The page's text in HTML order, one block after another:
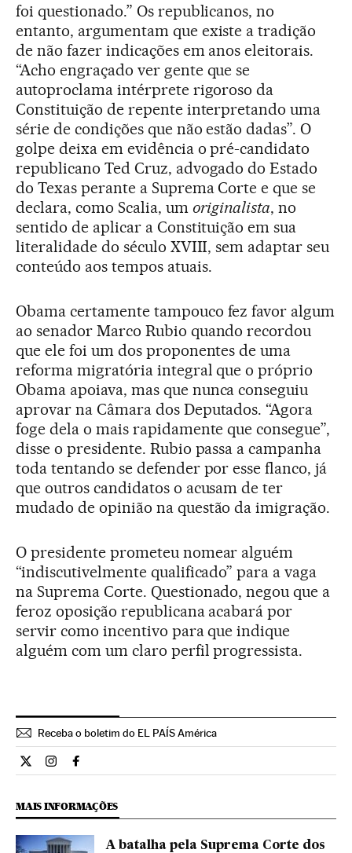
foi questionado.” Os republicanos, no
entanto, argumentam que existe a tradição
de não fazer indicações em anos eleitorais.
“Acho engraçado ver gente que se
autoproclama intérprete rigoroso da
Constituição de repente interpretando uma
série de condições que não estão dadas”. O
golpe deixa em evidência o pré-candidato
republicano Ted Cruz, advogado do Estado
do Texas perante a Suprema Corte e que se
declara, como Scalia, um originalista, no
sentido de aplicar a Constituição em sua
literalidade do século XVIII, sem adaptar seu
conteúdo aos tempos atuais.
Obama certamente tampouco fez favor algum
ao senador Marco Rubio quando recordou
que ele foi um dos proponentes de uma
reforma migratória integral que o próprio
Obama apoiava, mas que nunca conseguiu
aprovar na Câmara dos Deputados. “Agora
foge dela o mais rapidamente que consegue”,
disse o presidente. Rubio passa a campanha
toda tentando se defender por esse flanco, já
que outros candidatos o acusam de ter
mudado de opinião na questão da imigração.
O presidente prometeu nomear alguém
“indiscutivelmente qualificado” para a vaga
na Suprema Corte. Questionado, negou que a
feroz oposição republicana acabará por
servir como incentivo para que indique
alguém com um claro perfil progressista.
Receba o boletim do EL PAÍS América
Internacional El País Brasil en Twitter
Internacional El País Brasil en Instagram
Internacional El País Brasil en Facebook
MAIS INFORMAÇÕES
A batalha pela Suprema Corte dos